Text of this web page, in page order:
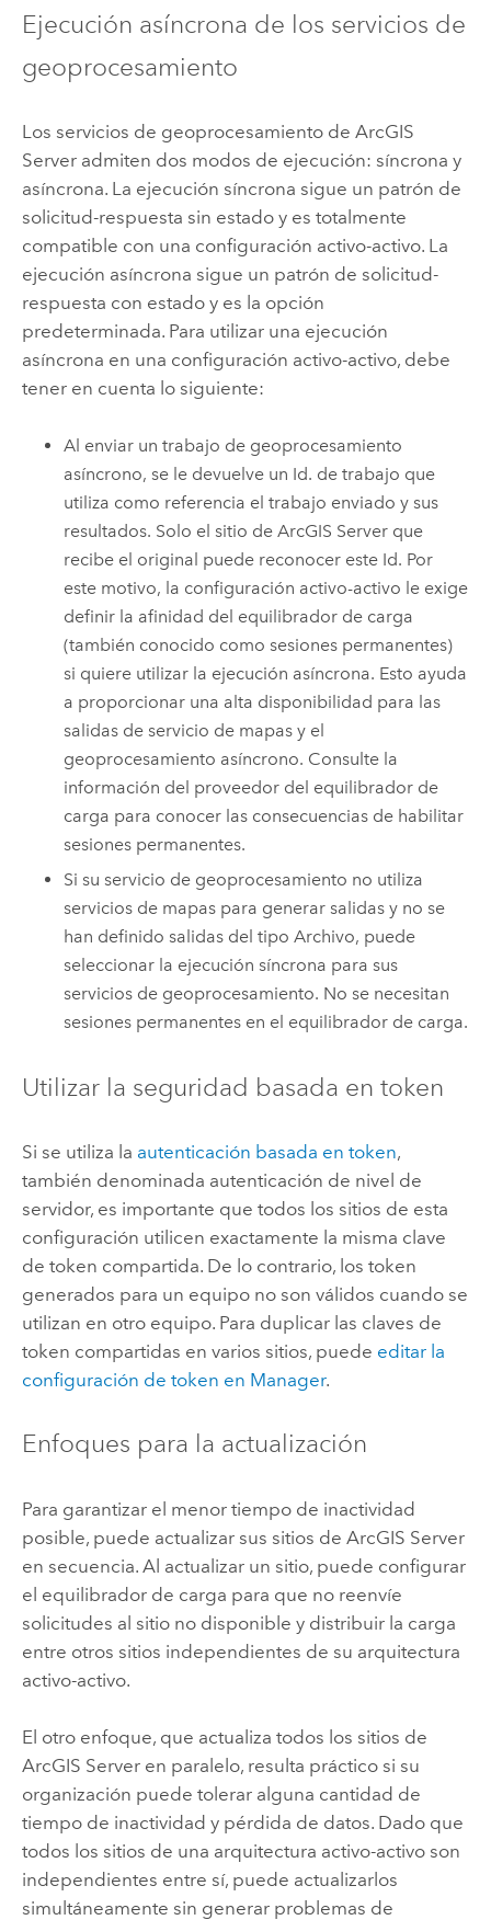
Ejecución asíncrona de los servicios de
geoprocesamiento
Los servicios de geoprocesamiento de ArcGIS
Serveradmiten dos modos de ejecución: síncrona y
asíncrona. La ejecución síncrona sigue un patrón de
solicitud-respuesta sin estado y es totalmente
compatible con una configuración activo-activo. La
ejecución asíncrona sigue un patrón de solicitud-
respuesta con estado y es la opción
predeterminada. Para utilizar una ejecución
asíncrona en una configuración activo-activo, debe
tener en cuenta lo siguiente:
Al enviar un trabajo de geoprocesamiento
asíncrono, se le devuelve un Id. de trabajo que
utiliza como referencia el trabajo enviado y sus
resultados. Solo el sitio deArcGIS Server que
recibe el original puede reconocer este Id. Por
este motivo, la configuración activo-activo le exige
definir la afinidad del equilibrador de carga
(también conocido como sesiones permanentes)
si quiere utilizar la ejecución asíncrona. Esto ayuda
a proporcionar una alta disponibilidad para las
salidas de servicio de mapas y el
geoprocesamiento asíncrono. Consulte la
información del proveedor del equilibrador de
carga para conocer las consecuencias de habilitar
sesiones permanentes.
Si su servicio de geoprocesamiento no utiliza
servicios de mapas para generar salidas y no se
han definido salidas del tipo Archivo, puede
seleccionar la ejecución síncrona para sus
servicios de geoprocesamiento. No se necesitan
sesiones permanentes en el equilibrador de carga.
Utilizar la seguridad basada en token
Si se utiliza la autenticación basada en token,
también denominada autenticación de nivel de
servidor, es importante que todos los sitios de esta
configuración utilicen exactamente la misma clave
de token compartida. De lo contrario, los token
generados para un equipo no son válidos cuando se
utilizan en otro equipo. Para duplicar las claves de
token compartidas en varios sitios, puede editar la
configuración de token en Manager.
Enfoques para la actualización
Para garantizar el menor tiempo de inactividad
posible, puede actualizar sus sitios de ArcGIS Server
en secuencia. Al actualizar un sitio, puede configurar
el equilibrador de carga para que no reenvíe
solicitudes al sitio no disponible y distribuir la carga
entre otros sitios independientes de su arquitectura
activo-activo.
El otro enfoque, que actualiza todos los sitios de
ArcGIS Serveren paralelo, resulta práctico si su
organización puede tolerar alguna cantidad de
tiempo de inactividad y pérdida de datos. Dado que
todos los sitios de una arquitectura activo-activo son
independientes entre sí, puede actualizarlos
simultáneamente sin generar problemas de